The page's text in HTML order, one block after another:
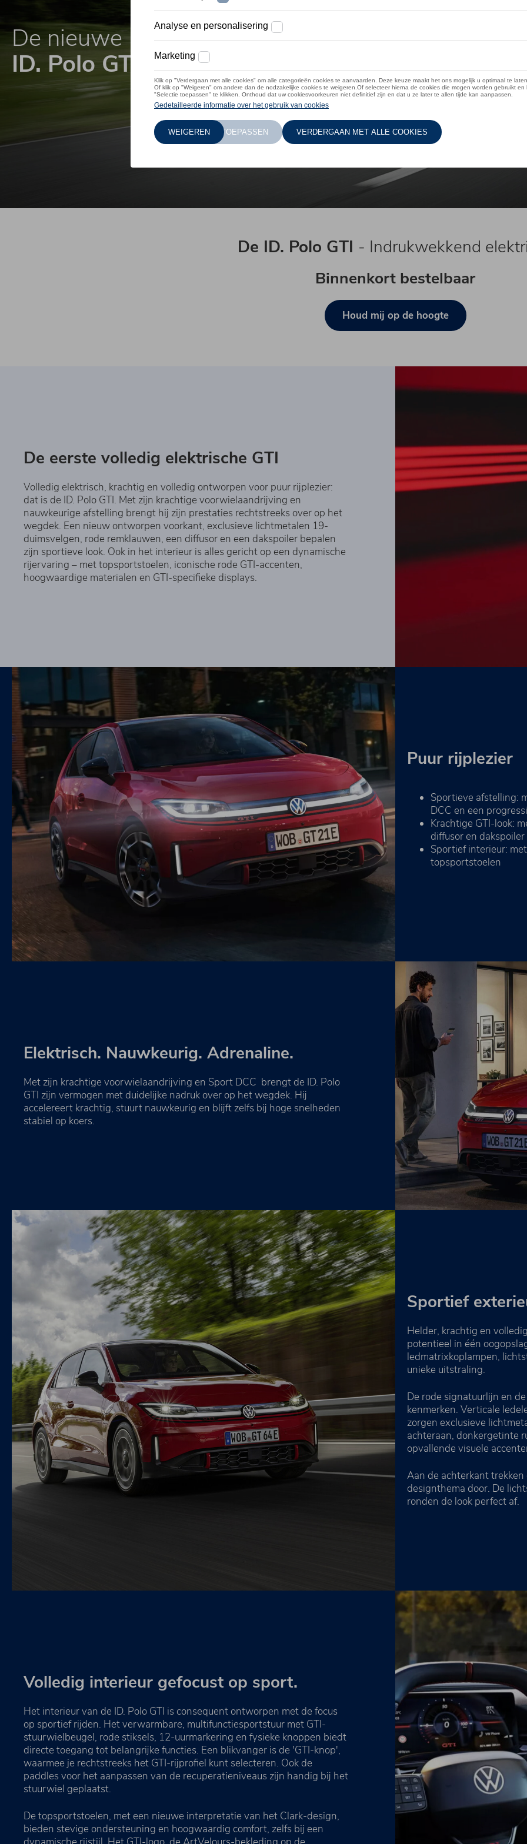
De nieuwe
ID. Polo GTI
De ID. Polo GTI - Indrukwekkend
Binnenkort bestelbaar
Houd mij op de hoogte
De eerste volledig elektrische GTI
Volledig elektrisch, krachtig en volledig ontworpen voor puur rijplezier:
dat is de ID. Polo GTI. Met zijn krachtige voorwielaandrijving en
nauwkeurige afstelling brengt hij zijn prestaties rechtstreeks over op het
wegdek. Een nieuw ontworpen voorkant, exclusieve lichtmetalen 19-
duimsvelgen, rode remklauwen, een diffusor en een dakspoiler bepalen
zijn sportieve look. Ook in het interieur is alles gericht op een dynamische
rijervaring – met topsportstoelen, iconische rode GTI-accenten,
hoogwaardige materialen en GTI-specifieke displays.
Puur rijplezier
Sportieve afstelling:
DCC en een
Krachtige GTI-look:
diffusor en
Sportief interieur:
topsportstoelen
Elektrisch. Nauwkeurig. Adrenaline.
Met zijn krachtige voorwielaandrijving en Sport DCC brengt de ID. Polo
GTI zijn vermogen met duidelijke nadruk over op het wegdek. Hij
accelereert krachtig, stuurt nauwkeurig en blijft zelfs bij hoge snelheden
stabiel op koers.
Sportief
Helder, krachtig en
potentieel in één
ledmatrixkoplampen,
unieke uitstraling.
De rode signatuurlijn en
kenmerken. Verticale
zorgen exclusieve
achteraan, donkergetinte
opvallende visuele
Aan de achterkant
designthema door. De
ronden de look perfect af.
Volledig interieur gefocust op sport.
Het interieur van de ID. Polo GTI is consequent ontworpen met de focus
op sportief rijden. Het verwarmbare, multifunctiesportstuur met GTI-
stuurwielbeugel, rode stiksels, 12-uurmarkering en fysieke knoppen biedt
directe toegang tot belangrijke functies. Een blikvanger is de 'GTI-knop',
waarmee je rechtstreeks het GTI-rijprofiel kunt selecteren. Ook de
paddles voor het aanpassen van de recuperatieniveaus zijn handig bij het
stuurwiel geplaatst.
De topsportstoelen, met een nieuwe interpretatie van het Clark-design,
bieden stevige ondersteuning en hoogwaardig comfort, zelfs bij een